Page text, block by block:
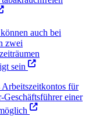
auch bei
zwei
sein
für
einer